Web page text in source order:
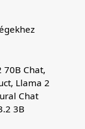
70B Chat,
Llama 2
Chat
3B